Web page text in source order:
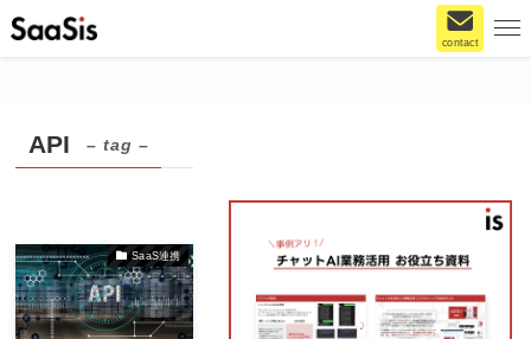
contact
API – tag –
SaaS連携